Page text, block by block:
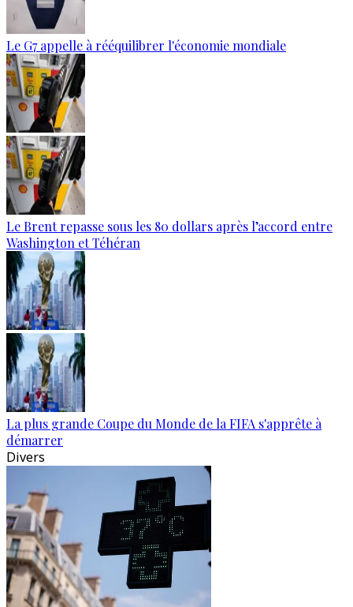
Le G7 appelle à rééquilibrer l'économie mondiale
Le Brent repasse sous les 80 dollars après l’accord entre
Washington et Téhéran
La plus grande Coupe du Monde de la FIFA s'apprête à
démarrer
Divers